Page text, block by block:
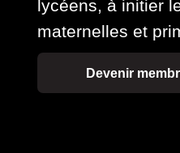
lycéens, à initier
maternelles et
Devenir